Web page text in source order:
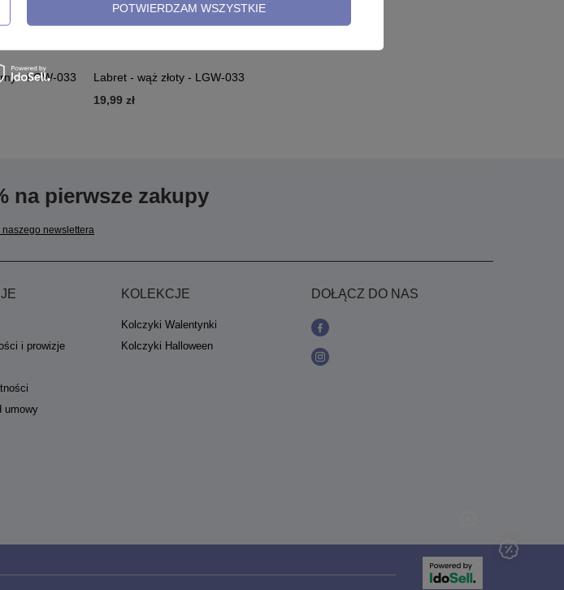
- LGW-033
Labret - wąż złoty - LGW-033
19,99 zł
na pierwsze zakupy
newslettera
i prowizje
umowy
KOLEKCJE
Kolczyki Walentynki
Kolczyki Halloween
DOŁĄCZ DO NAS
POTWIERDZAM WSZYSTKIE